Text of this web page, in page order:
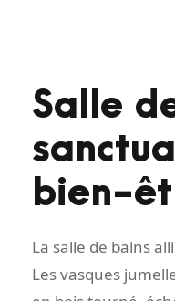
Salle
bien-
La salle de bains
Les vasques